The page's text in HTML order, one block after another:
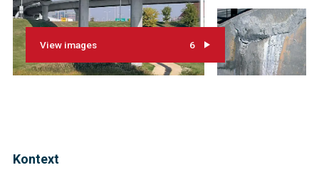
View images 6
Kontext